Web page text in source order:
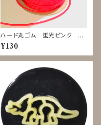
ハード丸ゴム 蛍光ピンク ｍ
単位で切り売り
¥130